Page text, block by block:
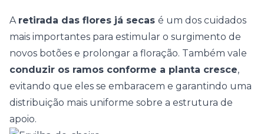
A retirada das flores já secas é um dos cuidados
mais importantes para estimular o surgimento de
novos botões e prolongar a floração. Também vale
conduzir os ramos conforme a planta cresce,
evitando que eles se embaracem e garantindo uma
distribuição mais uniforme sobre a estrutura de
apoio.